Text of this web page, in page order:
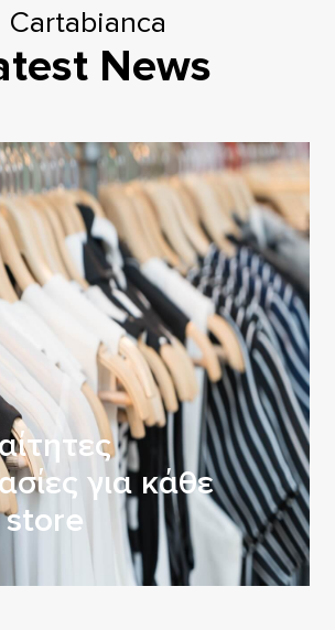
Cartabianca
News
για κάθε